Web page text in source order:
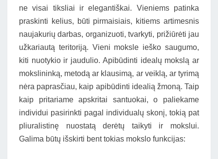
ne visai tiksliai ir elegantiškai. Vieniems patinka
praskinti kelius, būti pirmaisiais, kitiems artimesnis
naujakurių darbas, organizuoti, tvarkyti, prižiūrėti jau
užkariautą teritoriją. Vieni moksle ieško saugumo,
kiti nuotykio ir jaudulio. Apibūdinti idealų mokslą ar
mokslininką, metodą ar klausimą, ar veiklą, ar tyrimą
nėra paprasčiau, kaip apibūdinti idealią žmoną. Taip
kaip pritariame apskritai santuokai, o paliekame
individui pasirinkti pagal individualų skonį, tokią pat
pliuralistinę nuostatą derėtų taikyti ir mokslui.
Galima būtų išskirti bent tokias mokslo funkcijas: